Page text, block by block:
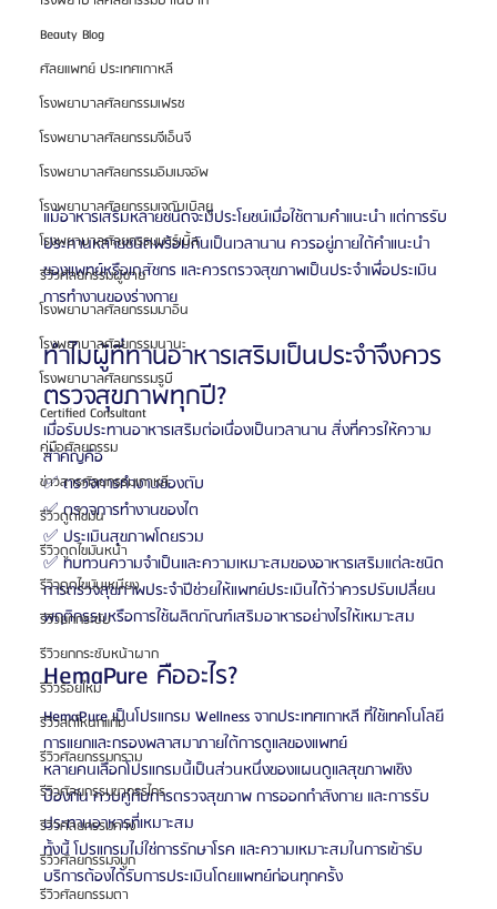
Beauty Blog
ศัลยแพทย์ ประเทศเกาหลี
โรงพยาบาลศัลยกรรมเฟรช
โรงพยาบาลศัลยกรรมจีเอ็นจี
โรงพยาบาลศัลยกรรมอิมเมจอัพ
โรงพยาบาลศัลยกรรมเจดับเบิลยู
โรงพยาบาลศัลยกรรมมาร์เบิ้ล
รีวิวศัลยกรรมผู้ชาย
โรงพยาบาลศัลยกรรมมาอิน
โรงพยาบาลศัลยกรรมนานะ
โรงพยาบาลศัลยกรรมรูบี
Certified Consultant
คู่มือศัลยกรรม
ข่าวสารศัลยกรรมเกาหลี
รีวิวดูดไขมัน
รีวิวดูดไขมันหน้า
รีวิวดูดไขมันเหนียง
รีวิวยกกระชับ
รีวิวยกกระชับหน้าผาก
รีวิวร้อยไหม
รีวิวลดโหนกแก้ม
รีวิวศัลยกรรมกราม
รีวิวศัลยกรรมขากรรไกร
รีวิวศัลยกรรมคาง
รีวิวศัลยกรรมจมูก
รีวิวศัลยกรรมตา
แม้อาหารเสริมหลายชนิดจะมีประโยชน์เมื่อใช้ตามคำแนะนำ แต่การรับ
ประทานหลายชนิดพร้อมกันเป็นเวลานาน ควรอยู่ภายใต้คำแนะนำ
ของแพทย์หรือเภสัชกร และควรตรวจสุขภาพเป็นประจำเพื่อประเมิน
การทำงานของร่างกาย
ทำไมผู้ที่ทานอาหารเสริมเป็นประจำจึงควร
ตรวจสุขภาพทุกปี?
เมื่อรับประทานอาหารเสริมต่อเนื่องเป็นเวลานาน สิ่งที่ควรให้ความ
สำคัญคือ
✅ ตรวจการทำงานของตับ
✅ ตรวจการทำงานของไต
✅ ประเมินสุขภาพโดยรวม
✅ ทบทวนความจำเป็นและความเหมาะสมของอาหารเสริมแต่ละชนิด
การตรวจสุขภาพประจำปีช่วยให้แพทย์ประเมินได้ว่าควรปรับเปลี่ยน
พฤติกรรมหรือการใช้ผลิตภัณฑ์เสริมอาหารอย่างไรให้เหมาะสม
HemaPure คืออะไร?
HemaPure เป็นโปรแกรม Wellness จากประเทศเกาหลี ที่ใช้เทคโนโลยี
การแยกและกรองพลาสมาภายใต้การดูแลของแพทย์
หลายคนเลือกโปรแกรมนี้เป็นส่วนหนึ่งของแผนดูแลสุขภาพเชิง
ป้องกัน ควบคู่กับการตรวจสุขภาพ การออกกำลังกาย และการรับ
ประทานอาหารที่เหมาะสม
ทั้งนี้ โปรแกรมไม่ใช่การรักษาโรค และความเหมาะสมในการเข้ารับ
บริการต้องได้รับการประเมินโดยแพทย์ก่อนทุกครั้ง